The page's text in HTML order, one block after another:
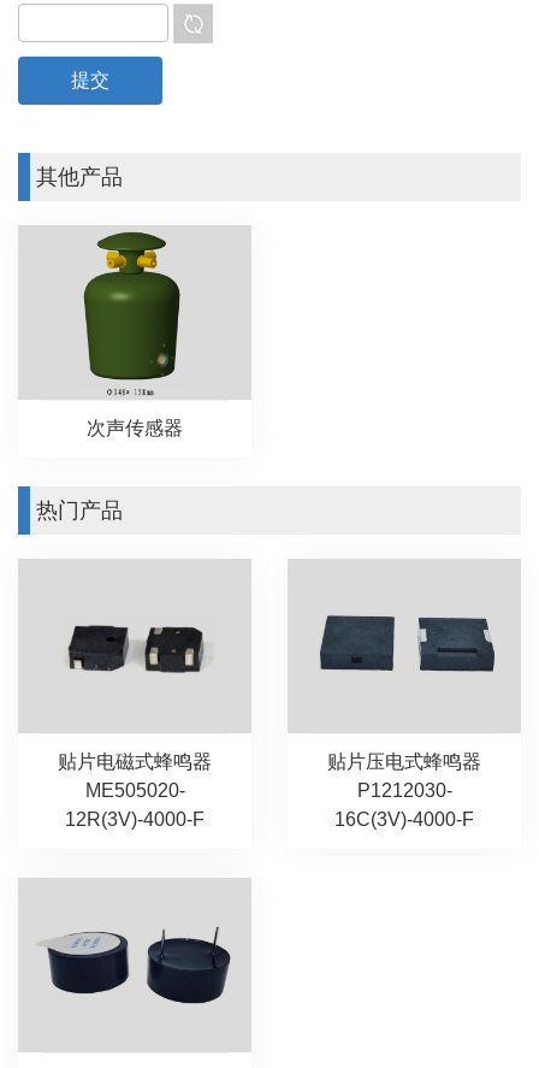
其他产品
次声传感器
热门产品
贴片电磁式蜂鸣器
ME505020-
12R(3V)-4000-F
贴片压电式蜂鸣器
P1212030-
16C(3V)-4000-F